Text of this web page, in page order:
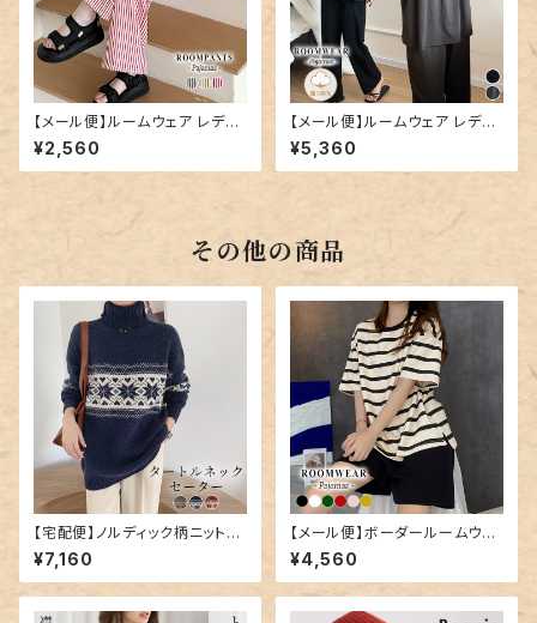
【メール便】ルームウェア レディ
ース パンツ ロング丈 ストライプ
／roomwear290
¥2,560
【メール便】ルームウェア レディ
ース 上下セット セットアップ パ
ジャマ／roomwear293
¥5,360
その他の商品
【宅配便】ノルディック柄ニット／
tops1547
¥7,160
【メール便】ボーダールームウェ
ア／roomwear191
¥4,560